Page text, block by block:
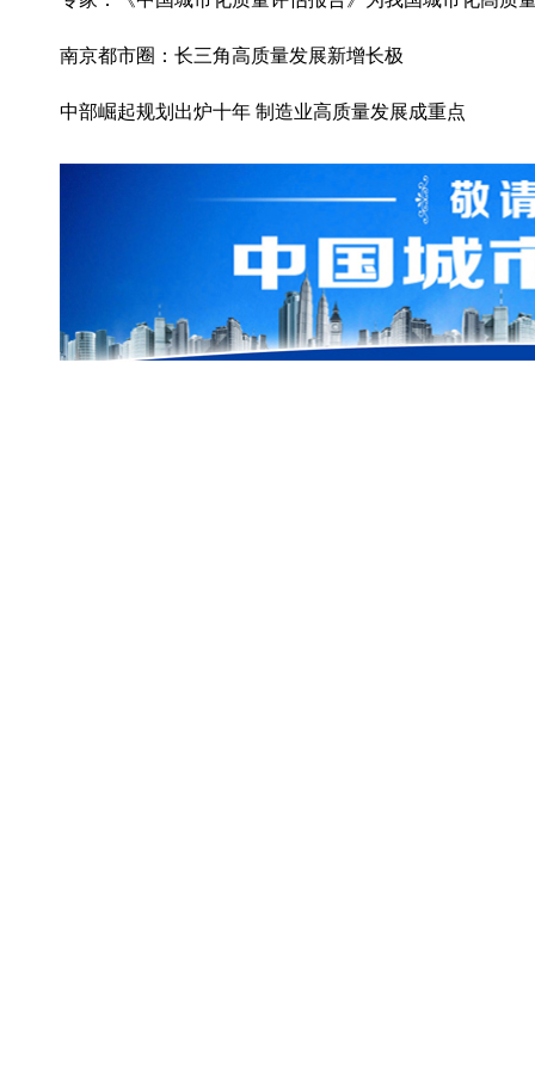
南京都市圈：长三角高质量发展新增长极
中部崛起规划出炉十年 制造业高质量发展成重点